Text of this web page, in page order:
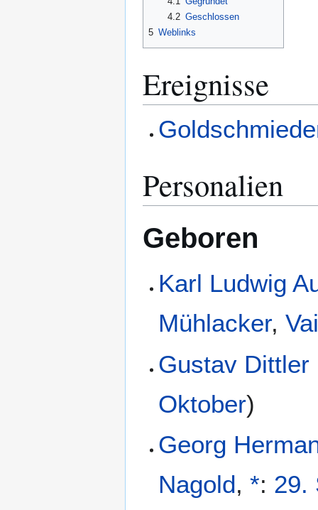
4.2 Geschlossen
5 Weblinks
Ereignisse
Personalien
Geboren
Karl Ludwig
Mühlacker,
Gustav Dittler
Oktober)
Georg
Nagold,*: 29.